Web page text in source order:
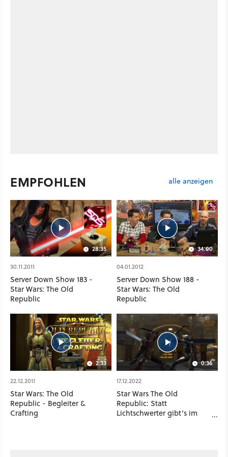
EMPFOHLEN alle anzeigen
28:35
30.11.2011
Server Down Show 183 -
Star Wars: The Old
Republic
34:00
04.01.2012
Server Down Show 188 -
Star Wars: The Old
Republic
2:33
22.12.2011
Star Wars: The Old
Republic - Begleiter &
Crafting
0:36
17.12.2022
Star Wars The Old
Republic: Statt
Lichtschwerter gibt’s im